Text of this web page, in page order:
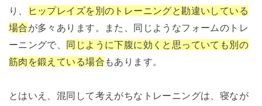
り、
ヒップレイズを別のトレーニングと勘違いしている
場合が多々あります。また、同じようなフォームのトレ
ーニングで、 同じように下腹に効くと思っていても別の
筋肉を鍛えている場合 もあります。
とはいえ、混同して考えがちなトレーニングは、寝なが